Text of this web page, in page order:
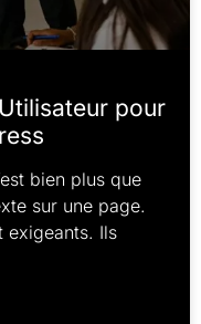
pour
bien plus que
sur une page.
exigeants. Ils